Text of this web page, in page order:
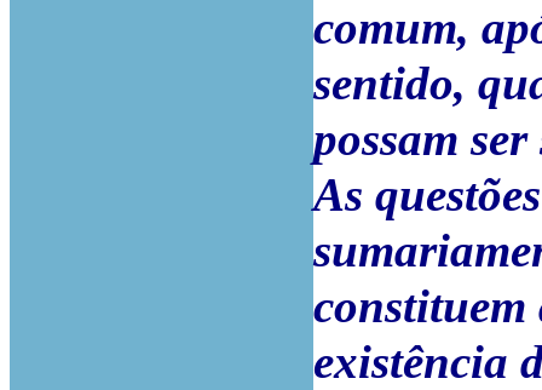
comum,
sentido,
possam
As
constituem
existência